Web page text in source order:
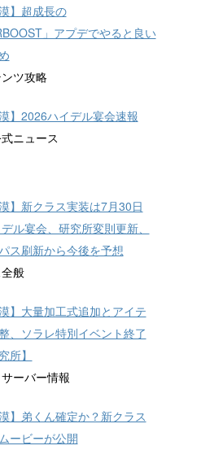
】超成長の
」アプデでやると良い
ツ攻略
】2026ハイデル宴会速報
ニュース
】新クラス実装は7月30日
ル宴会、研究所変則更新、
ス刷新から今後を予想
般
】大量加工式追加とアイテ
、ソラレ特別イベント終了
所】
ーバー情報
】弟くん確定か？新クラス
ービーが公開